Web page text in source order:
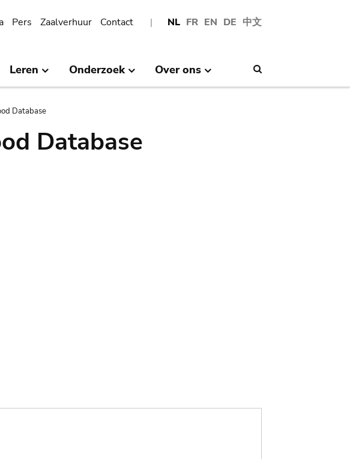
NL FR EN DE 中文
Pers Zaalverhuur Contact
Leren Onderzoek Over ons
Database
Database